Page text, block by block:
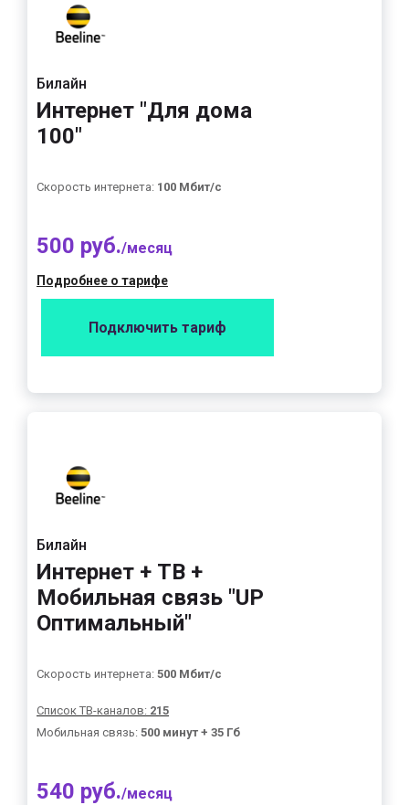
Билайн
Интернет "Для дома
100"
Скорость интернета: 100 Мбит/с
500 руб./месяц
Подробнее о тарифе
Подключить тариф
Билайн
Интернет + ТВ +
Мобильная связь "UP
Оптимальный"
Скорость интернета: 500 Мбит/с
Список ТВ-каналов: 215
Мобильная связь: 500 минут + 35 Гб
540 руб./месяц